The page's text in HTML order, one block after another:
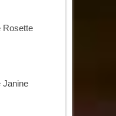
Rosette
Janine